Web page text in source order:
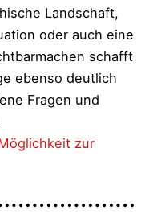
Landschaft,
oder auch eine
schafft
ebenso deutlich
Fragen und
zur